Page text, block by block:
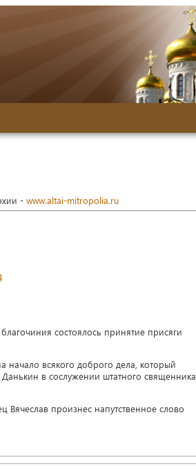
- www.altai-mitropolia.ru
состоялось принятие присяги
всякого доброго дела, который
в сослужении штатного священника
Вячеслав произнес напутственное слово